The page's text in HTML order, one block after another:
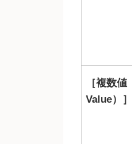
複数値
Value）